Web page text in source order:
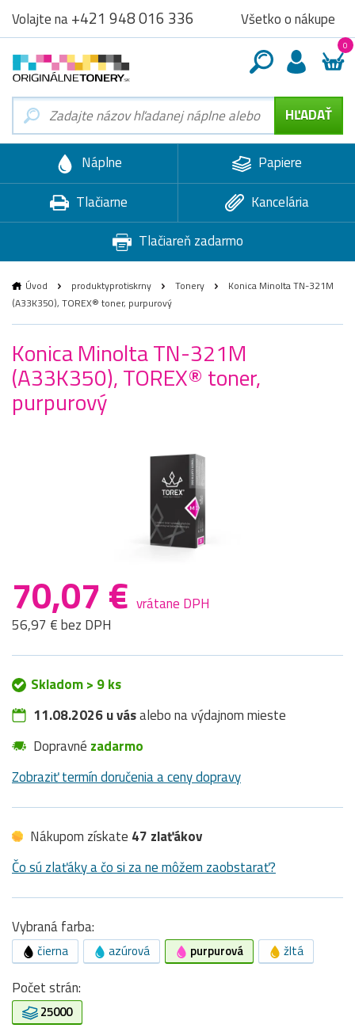
Volajte na+421 948 016 336 Všetko o nákupe
0
Náplne
Papiere
Tlačiarne
Kancelária
Tlačiareň zadarmo
Úvod produktyprotiskrny Tonery
Konica Minolta TN-321M
(A33K350), TOREX® toner, purpurový
Konica Minolta TN-321M
(A33K350), TOREX® toner,
purpurový
70,07 € vrátane DPH
56,97 € bez DPH
Skladom > 9 ks
11.08.2026 u vásalebo na výdajnom mieste
Dopravné zadarmo
Zobraziť termín doručenia a ceny dopravy
Nákupom získate 47 zlaťákov
Čo sú zlaťáky a čo si za ne môžem zaobstarať?
Vybraná farba:
čierna azúrová purpurová žltá
Počet strán:
25000